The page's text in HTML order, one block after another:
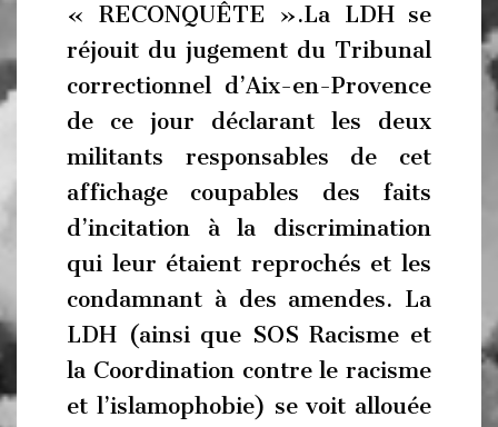
« RECONQUÊTE ».La LDH se
réjouit du jugement du Tribunal
correctionnel d’Aix-en-Provence
de ce jour déclarant les deux
militants responsables de cet
affichage coupables des faits
d’incitation à la discrimination
qui leur étaient reprochés et les
condamnant à des amendes. La
LDH (ainsi que SOS Racisme et
la Coordination contre le racisme
et l’islamophobie) se voit allouée